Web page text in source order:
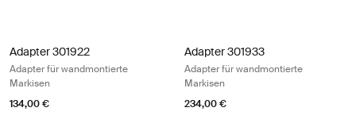
Adapter 301922
Adapter für wandmontierte
Markisen
134,00 €
Adapter 301933
Adapter für wandmontierte
Markisen
234,00 €